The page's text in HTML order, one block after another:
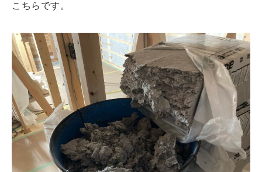
こちらです。